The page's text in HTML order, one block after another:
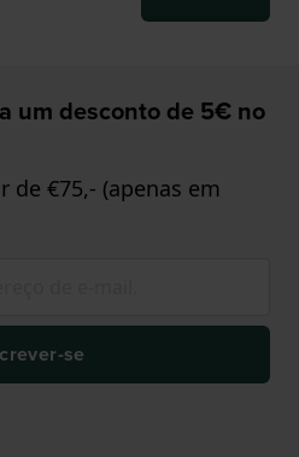
um desconto de 5€ no
de €75,- (apenas em
se